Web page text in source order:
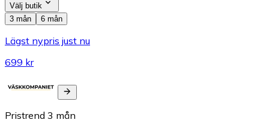
Välj butik
3 mån
6 mån
Lägst nypris just nu
699 kr
Pristrend 3 mån